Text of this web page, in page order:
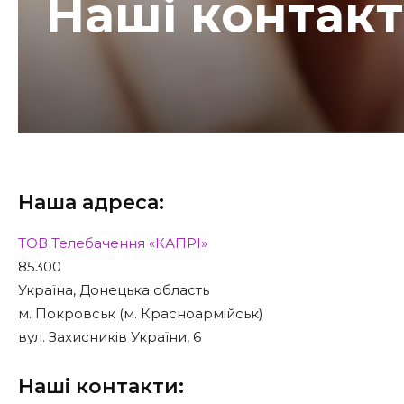
Наші
Наша адреса:
ТОВ Телебачення «КАПРІ»
85300
Україна, Донецька область
м. Покровськ (м. Красноармійськ)
вул. Захисників України, 6
Наші контакти: